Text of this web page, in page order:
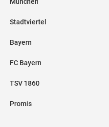
Stadtviertel
Bayern
FC Bayern
TSV 1860
Promis